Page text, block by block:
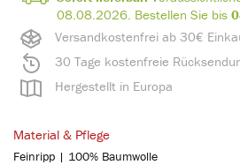
Versandkostenfrei ab 30€
30 Tage kostenfreie
Hergestellt in Europa
08.08.2026. Bestellen Sie bis
Material & Pflege
Feinripp | 100% Baumwolle